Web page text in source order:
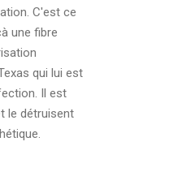
C'est ce
une fibre
qui lui est
Il est
le détruisent